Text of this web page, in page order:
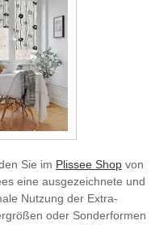
Sie im Plissee Shop von
eine ausgezeichnete und
Nutzung der Extra-
oder Sonderformen